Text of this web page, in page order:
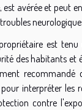
avérée et peut
est
des habitants
pour interpréter les
contre